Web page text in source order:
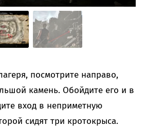
посмотрите направо,
камень. Обойдите его и в
вход в неприметную
сидят три кротокрыса.